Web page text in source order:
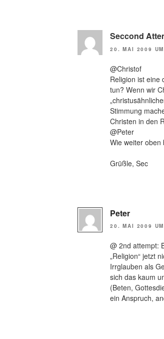
Seccond
20. MAI 2009
@Christof
Religion ist eine
tun? Wenn wir
Stimmung
Christen in den
@Peter
Wie weiter oben
Grüßle, Sec
Peter
20. MAI 2009
@ 2nd attempt:
„Religion“ jetzt
Irrglauben als
sich das kaum
(Beten,
ein Anspruch,